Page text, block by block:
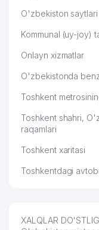
O'zbekiston saytlari
Kommunal (uy-joy)
Onlayn xizmatlar
O'zbekistonda
Toshkent
Toshkent shahri,
raqamlari
Toshkent xaritasi
Toshkentdagi
XALQLAR